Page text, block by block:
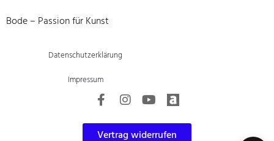
Bode – Passion für Kunst
Datenschutzerklärung
Impressum
Vertrag widerrufen